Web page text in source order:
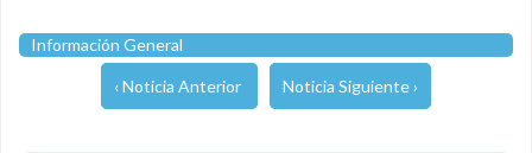
Información General
‹ Noticia Anterior Noticia Siguiente ›